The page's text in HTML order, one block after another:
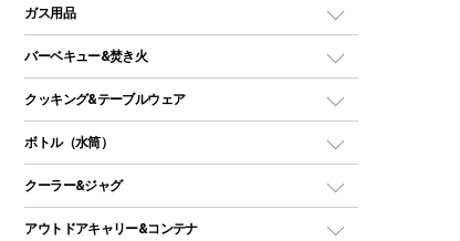
ロッジ型・オリジナルテント
タープ
スクエアタープ（レクタタープ）
メッシュタープ
自立式タープ
LEDランタン
ガスランタン
オイルランタン
LEDライト
ヘッドライト
キャンドル
ガス用品
ガスバーナー
ガス缶
ガストーチ、ライター
バーベキュー&焚き火
バーベキューコンロ、グリル
焚き火台タイプ（ロースタイル）グリル
卓上タイプグリル
パーティータイプグリル
クッキング&テーブルウェア
ダッチオーブン
ホットサンドメーカー
ボトル（水筒）
ステンレスボトル
クーラー&ジャグ
クーラーボックス
アウトドアキャリー&コンテナ